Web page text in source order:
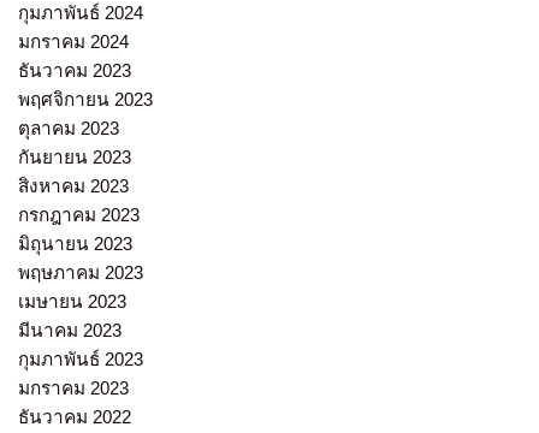
กุมภาพันธ์ 2024
มกราคม 2024
ธันวาคม 2023
พฤศจิกายน 2023
ตุลาคม 2023
กันยายน 2023
สิงหาคม 2023
กรกฎาคม 2023
มิถุนายน 2023
พฤษภาคม 2023
เมษายน 2023
มีนาคม 2023
กุมภาพันธ์ 2023
มกราคม 2023
ธันวาคม 2022